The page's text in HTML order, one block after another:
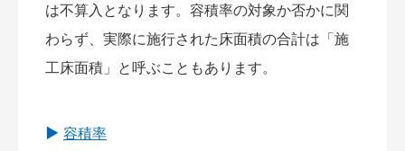
は不算入となります。容積率の対象か否かに関
わらず、実際に施行された床面積の合計は「施
工床面積」と呼ぶこともあります。
容積率